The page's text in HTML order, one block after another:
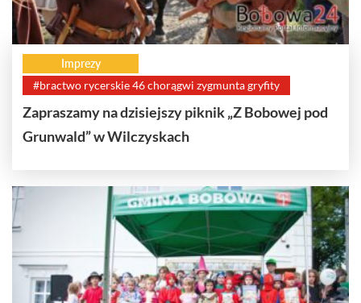
Imprezy
#bractwo rycerskie 46 chorągwi zygmunta gryfity
Zapraszamy na dzisiejszy piknik „Z Bobowej pod
Grunwald” w Wilczyskach